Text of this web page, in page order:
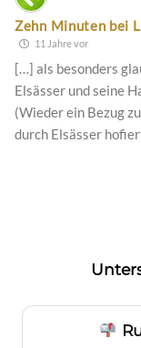
Zehn Minuten bei
11 Jahre vor
[…] als besonders
Elsässer und seine
(Wieder ein Bezug
durch Elsässer